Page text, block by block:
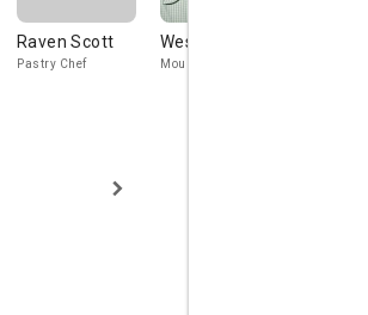
Raven Scott
Pastry Chef
Wes Brown
Mountie